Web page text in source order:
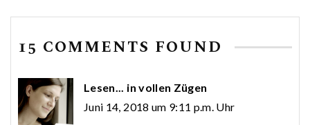
15 COMMENTS FOUND
Lesen... in vollen Zügen
Juni 14, 2018 um 9:11 p.m. Uhr